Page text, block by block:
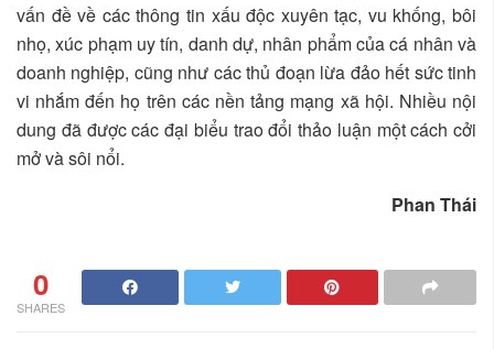
vấn đề về các thông tin xấu độc xuyên tạc, vu khống, bôi
nhọ, xúc phạm uy tín, danh dự, nhân phẩm của cá nhân và
doanh nghiệp, cũng như các thủ đoạn lừa đảo hết sức tinh
vi nhắm đến họ trên các nền tảng mạng xã hội. Nhiều nội
dung đã được các đại biểu trao đổi thảo luận một cách cởi
mở và sôi nổi.
Phan Thái
0
SHARES